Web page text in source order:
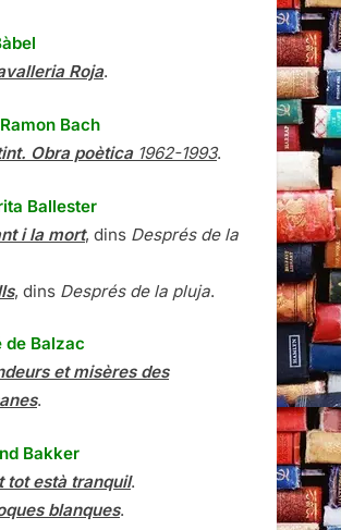
Roja.
Bach
Obra poètica1962-1993.
Ballester
i la mort, dins Després de la
, dins Després de la pluja.
de Balzac
et misères des
.
Bakker
tot està tranquil.
blanques.